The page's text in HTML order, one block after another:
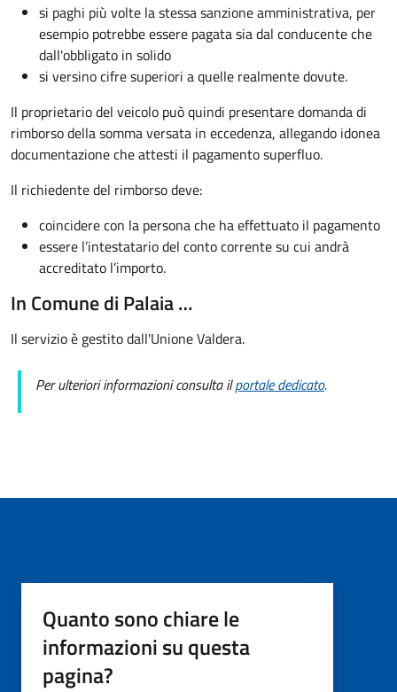
si paghi più volte la stessa sanzione amministrativa, per
esempio potrebbe essere pagata sia dal conducente che
dall'obbligato in solido
si versino cifre superiori a quelle realmente dovute.
Il proprietario del veicolo può quindi presentare domanda di
rimborso della somma versata in eccedenza, allegando idonea
documentazione che attesti il pagamento superfluo.
Il richiedente del rimborso deve:
coincidere con la persona che ha effettuato il pagamento
essere l’intestatario del conto corrente su cui andrà
accreditato l’importo.
In Comune di Palaia …
Il servizio è gestito dall'Unione Valdera.
Per ulteriori informazioni consulta ilportale dedicato.
Quanto sono chiare le
informazioni su questa
pagina?